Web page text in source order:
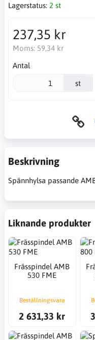
Lagerstatus: 2 st
237,35 kr
Moms: 59,34 kr
Antal
st
Beskrivning
Spännhylsa passande
Liknande produkter
Frässpindel AMB
530 FME
Beställningsvara
2 631,33 kr